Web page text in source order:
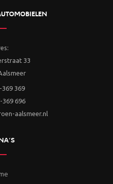
33
369 369
369 696
aalsmeer.nl